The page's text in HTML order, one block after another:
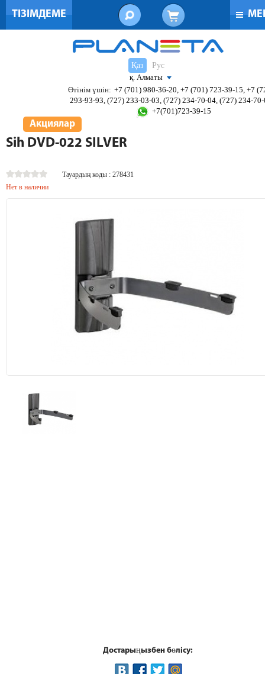
ТІЗІМДЕМЕ
Қаз
Рус
қ. Алматы
Өтінім үшін: +7 (701) 980-36-20, +7 (701) 723-39-15, +7
293-93-93, (727) 233-03-03, (727) 234-70-04, (727) 234-
+7(701)723-39-15
Акциялар
Sih DVD-022 SILVER
Тауардың коды : 278431
Нет в наличии
Достарыңызбен бөлісу: